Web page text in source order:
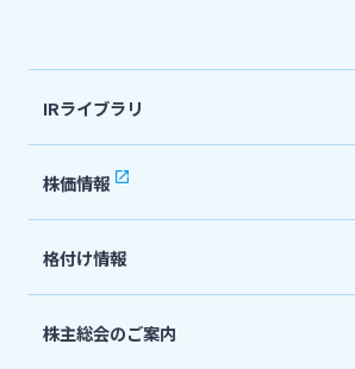
法人・個人事業主のお客さま
株主・投資家の皆さま
宮崎銀行について
ニュースリリース一覧
IRライブラリ
決算短信
有価証券報告書・四半期報告書
IR関連ニュースリリース
会社説明会資料
株価情報
格付け情報
株主総会のご案内